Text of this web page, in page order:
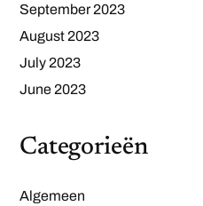
September 2023
August 2023
July 2023
June 2023
Categorieën
Algemeen